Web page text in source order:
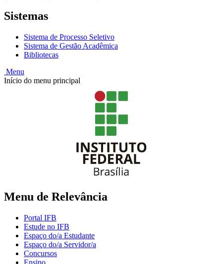
Sistemas
Sistema de Processo Seletivo
Sistema de Gestão Acadêmica
Bibliotecas
Menu
Início do menu principal
Menu de Relevância
Portal IFB
Estude no IFB
Espaço do/a Estudante
Espaço do/a Servidor/a
Concursos
Ensino